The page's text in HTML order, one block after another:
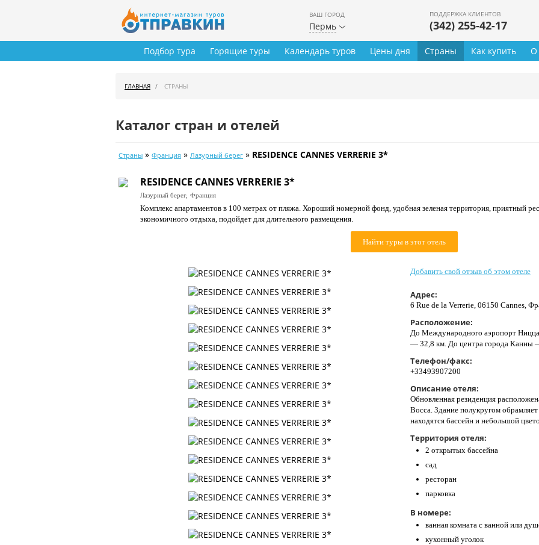
ВАШ ГОРОД
Пермь
ПОДДЕРЖКА КЛИЕНТОВ
(342) 255-42-17
Подбор тура Горящие туры Календарь туров Цены дня Страны Как купить О
ГЛАВНАЯ СТРАНЫ
Каталог стран и отелей
Страны » Франция » Лазурный берег » RESIDENCE CANNES VERRERIE 3*
RESIDENCE CANNES VERRERIE 3*
Лазурный берег, Франция
Комплекс апартаментов в 100 метрах от пляжа. Хороший номерной фонд, удобная зеленая территория, приятный
экономичного отдыха, подойдет для длительного размещения.
Найти туры в этот отель
Добавить свой отзыв об этом отеле
Адрес:
6 Rue de la Verrerie, 06150 Cannes,
Расположение:
До Международного аэропорт
— 32,8 км. До центра города Канны
Телефон/факс:
+33493907200
Описание отеля:
Обновленная резиденция
Bocca. Здание полукругом
находятся бассейн и небольшой
Территория отеля:
2 открытых бассейна
сад
ресторан
парковка
В номере:
ванная комната с ванной или
кухонный уголок